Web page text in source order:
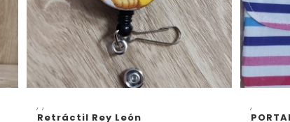
,,
Retráctil Rey León
,